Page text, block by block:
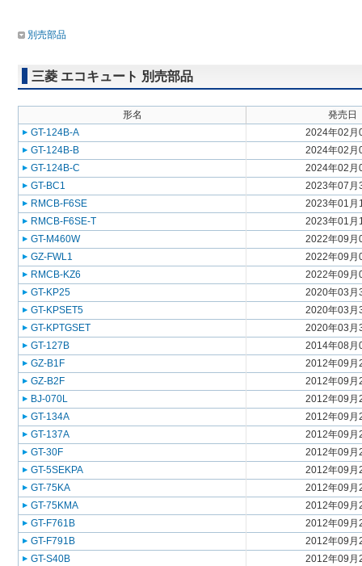
別売部品
三菱 エコキュート 別売部品
形名
発売日
GT-124B-A
2024年02月
GT-124B-B
2024年02月
GT-124B-C
2024年02月
GT-BC1
2023年07月
RMCB-F6SE
2023年01月
RMCB-F6SE-T
2023年01月
GT-M460W
2022年09月
GZ-FWL1
2022年09月
RMCB-KZ6
2022年09月
GT-KP25
2020年03月
GT-KPSET5
2020年03月
GT-KPTGSET
2020年03月
GT-127B
2014年08月
GZ-B1F
2012年09月
GZ-B2F
2012年09月
BJ-070L
2012年09月
GT-134A
2012年09月
GT-137A
2012年09月
GT-30F
2012年09月
GT-5SEKPA
2012年09月
GT-75KA
2012年09月
GT-75KMA
2012年09月
GT-F761B
2012年09月
GT-F791B
2012年09月
GT-S40B
2012年09月